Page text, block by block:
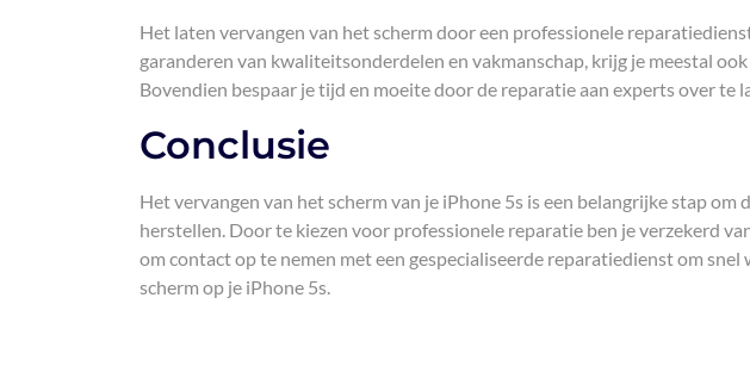
Het laten vervangen van het scherm door een professionele
garanderen van kwaliteitsonderdelen en vakmanschap, krijg je meestal
Bovendien bespaar je tijd en moeite door de reparatie aan experts over te
Conclusie
Het vervangen van het scherm van je iPhone 5s is een belangrijke stap
herstellen. Door te kiezen voor professionele reparatie ben je verzekerd
om contact op te nemen met een gespecialiseerde reparatiedienst om
scherm op je iPhone 5s.